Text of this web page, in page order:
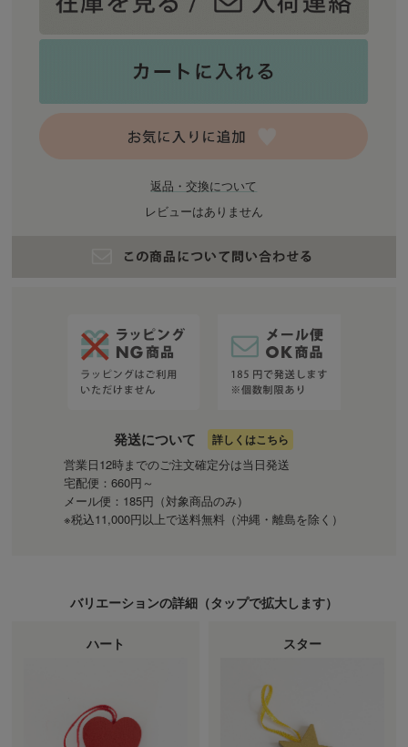
返品・交換について
レビューはありません
発送について 詳しくはこちら
営業日12時までのご注文確定分は当日発送
宅配便：660円～
メール便：185円（対象商品のみ）
※税込11,000円以上で送料無料（沖縄・離島を除く）
バリエーションの詳細（タップで拡大します）
ハート スター